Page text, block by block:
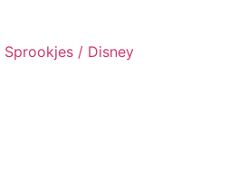
Sprookjes / Disney